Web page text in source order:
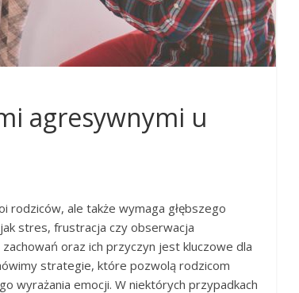
agresywnymi u
rodziców, ale także wymaga głębszego
stres, frustracja czy obserwacja
oraz ich przyczyn jest kluczowe dla
strategie, które pozwolą rodzicom
wyrażania emocji. W niektórych przypadkach